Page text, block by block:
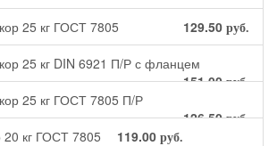
25 кг ГОСТ 7805 129.50 руб.
25 кг DIN 6921 П/Р с фланцем
151.00руб.
25 кг ГОСТ 7805 П/Р
126.50руб.
20 кг ГОСТ 7805 119.00 руб.